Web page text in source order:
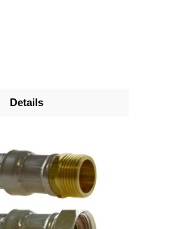
Details